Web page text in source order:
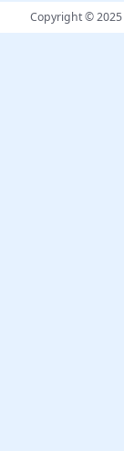
Copyright © 2025